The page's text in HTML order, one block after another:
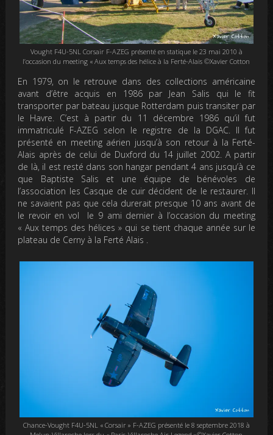
Vought F4U-5NL Corsair F-AZEG présenté en statique le 23 mai 2010 à
l’occasion du meeting « Aux temps des hélice à la Ferté-Alais ©Xavier Cotton
En 1979, on le retrouve dans des collections américaine
avant d’être acquis en 1986 par Jean Salis qui le fit
transporter par bateau jusque Rotterdam puis transiter par
le Havre. C’est à partir du 11 décembre 1986 qu’il fut
immatriculé F-AZEG selon le registre de la DGAC. Il fut
présenté en meeting aérien jusqu’à son retour à la Ferté-
Alais après de celui de Duxford du 14 juillet 2002. A partir
de là, il est resté dans son hangar pendant 4 ans jusqu’à ce
que Baptiste Salis et une équipe de bénévoles de
l’association les Casque de cuir décident de le restaurer. Il
ne savaient pas que cela durerait presque 10 ans avant de
le revoir en vol le 9 ami dernier à l’occasion du meeting
« Aux temps des hélices » qui se tient chaque année sur le
plateau de Cerny à la Ferté Alais .
Chance-Vought F4U-5NL « Corsair » F-AZEG présenté le 8 septembre 2018 à